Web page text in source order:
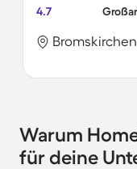
4.7
Warum
für deine